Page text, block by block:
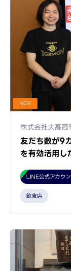
NEW
株式会社大髙商
友だち数が9
を有効活用し
LINE公式アカウ
飲食店